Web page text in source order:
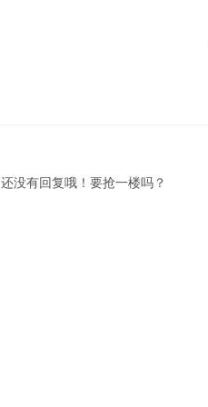
还没有回复哦！要抢一楼吗？